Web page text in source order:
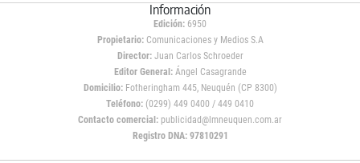
Información
Edición: 6950
Propietario:Comunicaciones y Medios S.A
Director: Juan Carlos Schroeder
Editor General:Ángel Casagrande
Domicilio:Fotheringham 445, Neuquén (CP 8300)
Teléfono: (0299) 449 0400 / 449 0410
Contacto comercial: publicidad@lmneuquen.com.ar
Registro DNA: 97810291